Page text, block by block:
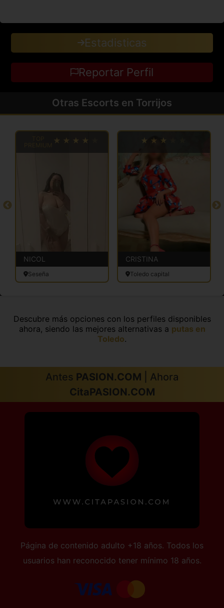
Estadisticas
Reportar Perfil
Otras Escorts en Torrijos
NICOL
Seseña
CRISTINA
Toledo capital
Descubre más opciones con los perfiles disponibles
ahora, siendo las mejores alternativas a putas en
Toledo.
Antes PASION.COM | Ahora
CitaPASION.COM
Página de contenido adulto +18 años. Todos los
usuarios han reconocido tener mínimo 18 años.